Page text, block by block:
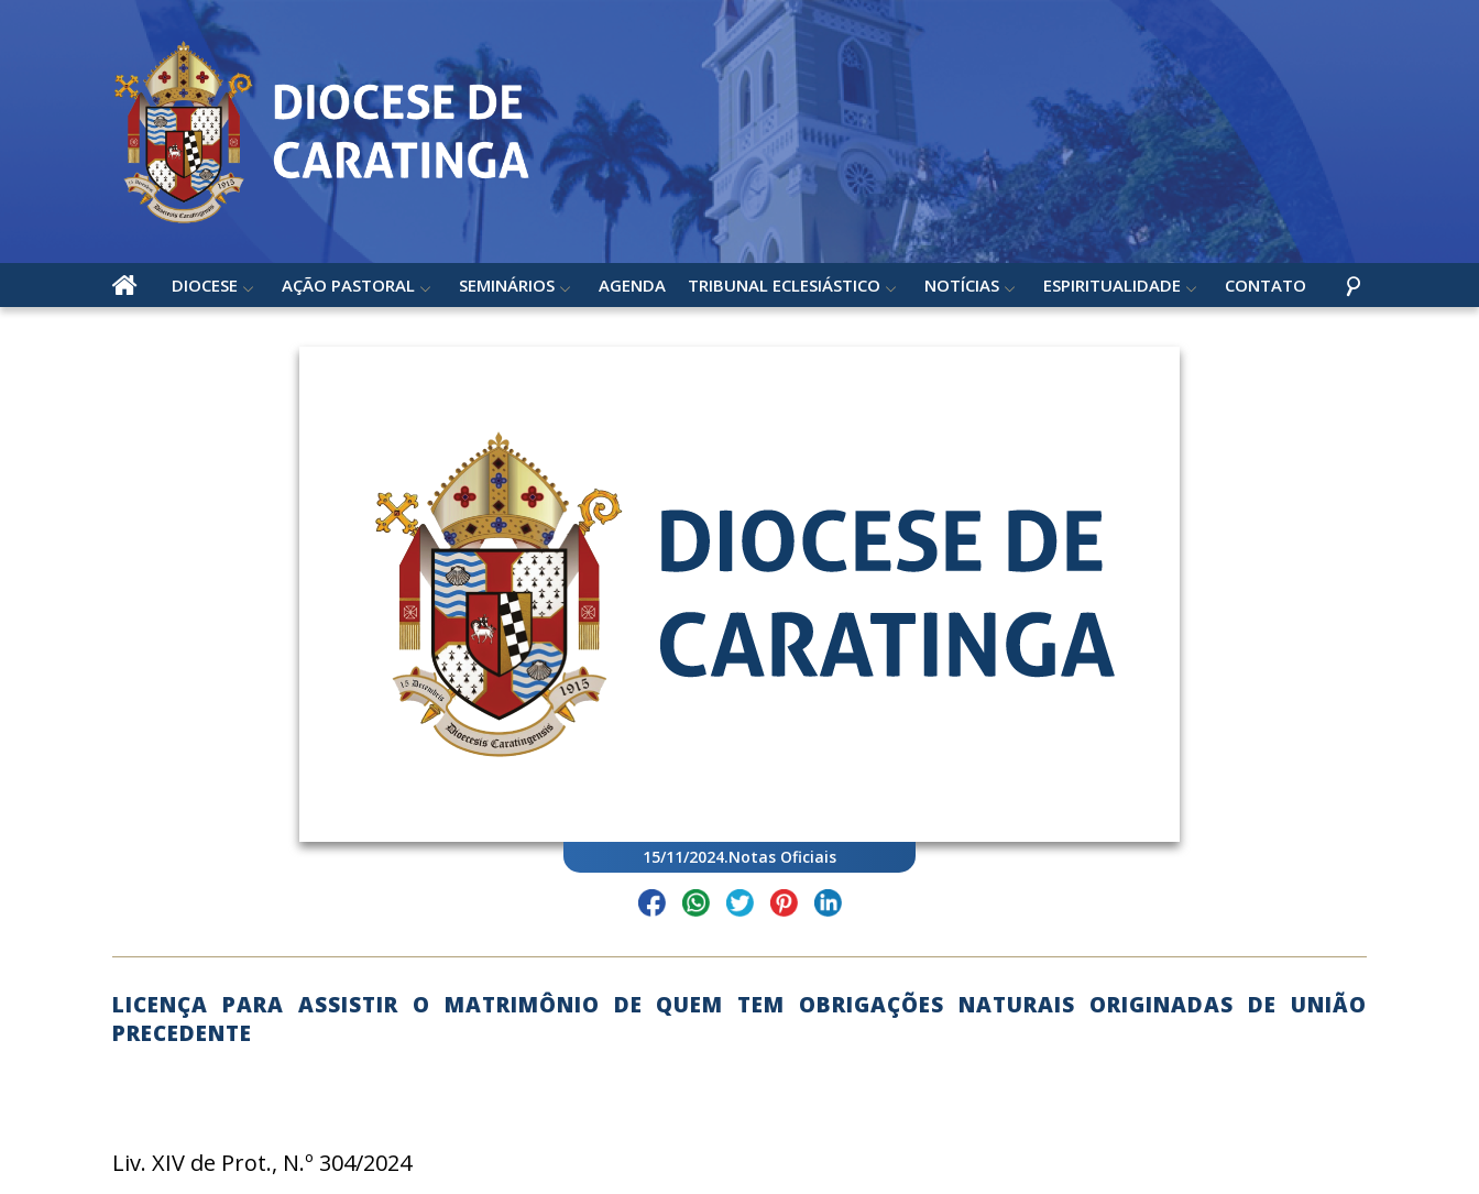
DIOCESE AÇÃO PASTORAL SEMINÁRIOS AGENDA TRIBUNAL ECLESIÁSTICO NOTÍCIAS ESPIRITUALIDADE CONTATO
15/11/2024.Notas Oficiais
LICENÇA PARA ASSISTIR O MATRIMÔNIO DE QUEM TEM OBRIGAÇÕES NATURAIS ORIGINADAS DE UNIÃO
PRECEDENTE
Liv. XIV de Prot., N.º 304/2024